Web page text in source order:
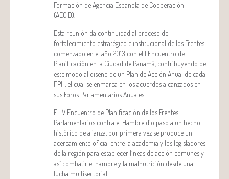
Formación de Agencia Española de Cooperación
(AECID).
Esta reunión da continuidad al proceso de
fortalecimiento estratégico e institucional de los Frentes
comenzado en el año 2013 con el I Encuentro de
Planificación en la Ciudad de Panamá, contribuyendo de
este modo al diseño de un Plan de Acción Anual de cada
FPH, el cual se enmarca en los acuerdos alcanzados en
sus Foros Parlamentarios Anuales.
El IV Encuentro de Planificación de los Frentes
Parlamentarios contra el Hambre dio paso a un hecho
histórico de alianza, por primera vez se produce un
acercamiento oficial entre la academia y los legisladores
de la región para establecer líneas de acción comunes y
así combatir el hambre y la malnutrición desde una
lucha multisectorial.